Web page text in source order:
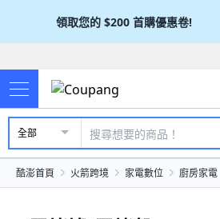
領取您的 $200 首購優惠卷!
全部
酷澎首頁 火箭跨境 家電數位 廚房家電